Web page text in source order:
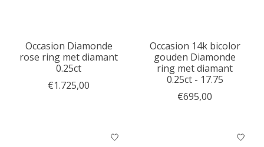
Occasion Diamonde
rose ring met diamant
0.25ct
€1.725,00
Occasion 14k bicolor
gouden Diamonde
ring met diamant
0.25ct - 17.75
€695,00